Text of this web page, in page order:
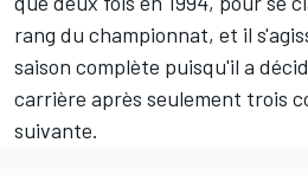
rang du championnat, et il
saison complète puisqu'il a
carrière après seulement trois
suivante.